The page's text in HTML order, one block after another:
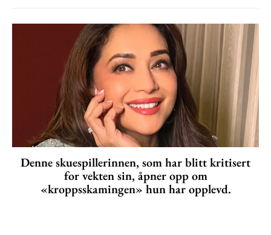
Denne skuespillerinnen, som har blitt kritisert
for vekten sin, åpner opp om
«kroppsskamingen» hun har opplevd.